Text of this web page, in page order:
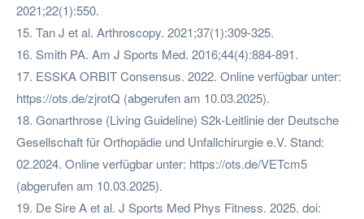
2021;22(1):550.
15. Tan J et al. Arthroscopy. 2021;37(1):309-325.
16. Smith PA. Am J Sports Med. 2016;44(4):884-891.
17. ESSKA ORBIT Consensus. 2022. Online verfügbar unter:
https://ots.de/zjrotQ (abgerufen am 10.03.2025).
18. Gonarthrose (Living Guideline) S2k-Leitlinie der Deutsche
Gesellschaft für Orthopädie und Unfallchirurgie e.V. Stand:
02.2024. Online verfügbar unter: https://ots.de/VETcm5
(abgerufen am 10.03.2025).
19. De Sire A et al. J Sports Med Phys Fitness. 2025. doi: